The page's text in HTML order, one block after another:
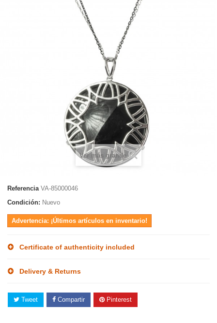
Ver más grande
Referencia VA-85000046
Condición: Nuevo
Advertencia: ¡Últimos artículos en inventario!
Certificate of authenticity included
Delivery & Returns
Tweet Compartir Pinterest